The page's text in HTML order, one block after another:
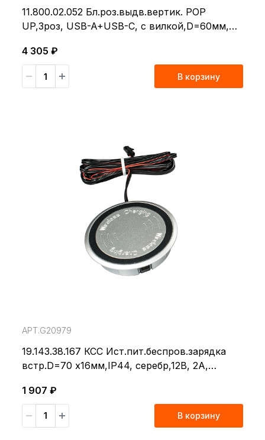
11.800.02.052 Бл.роз.выдв.вертик. POP
UP,3роз, USB-A+USB-C, с вилкой,D=60мм,
4 305 ₽
В корзину
АРТ.G20979
19.143.38.167 КСС Ист.пит.беспров.зарядка
встр.D=70 х16мм,IP44, серебр,12В, 2А,
1 907 ₽
В корзину